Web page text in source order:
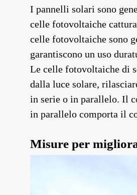
I pannelli solari sono
celle fotovoltaiche
celle fotovoltaiche sono
garantiscono un uso
Le celle fotovoltaiche di
dalla luce solare,
in serie o in parallelo. Il
in parallelo comporta il
Misure per